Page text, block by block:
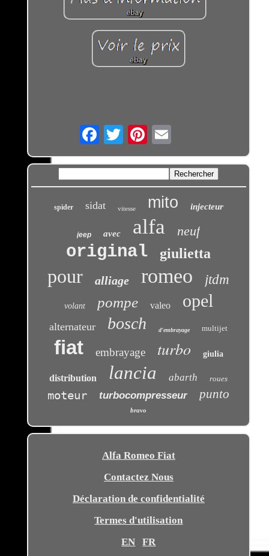
Email
spider sidat vitesse mito injecteur
jeep avec alfa neuf
original giulietta
pour alliage romeo jtdm
volant pompe valeo opel
alternateur bosch d'embrayage multijet
fiat embrayage turbo giulia
distribution lancia abarth roues
moteur turbocompresseur punto
bravo
Alfa Romeo Fiat
Contactez Nous
Déclaration de confidentialité
Termes d'utilisation
EN
FR